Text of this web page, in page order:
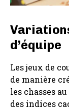
d’équipe
Les jeux de
de manière
les chasses
des indices